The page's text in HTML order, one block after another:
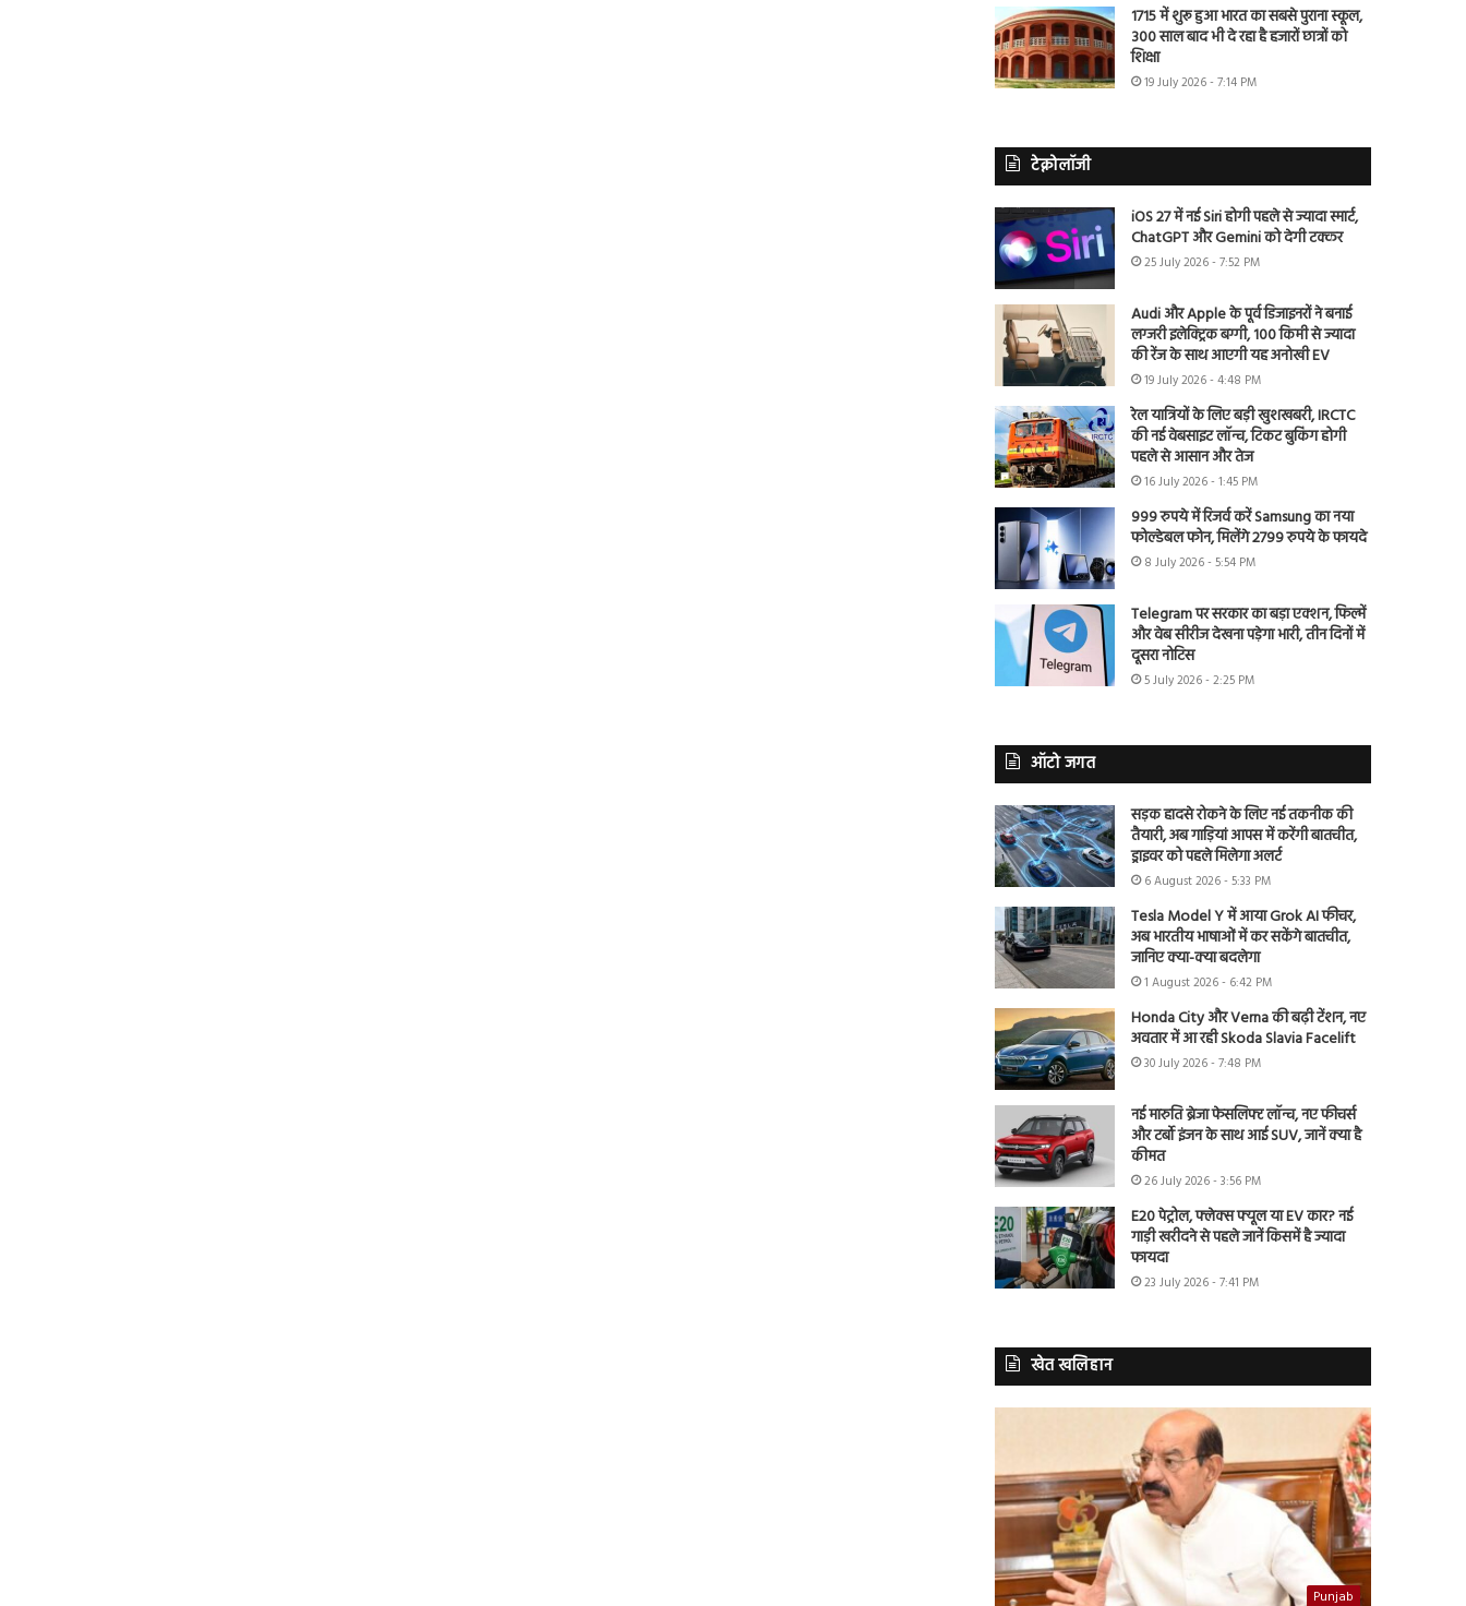
1715 में शुरू हुआ भारत का सबसे पुराना स्कूल,
300 साल बाद भी दे रहा है हजारों छात्रों को
शिक्षा
19 July 2026 - 7:14 PM
टेक्नोलॉजी
iOS 27 में नई Siri होगी पहले से ज्यादा स्मार्ट,
ChatGPT और Gemini को देगी टक्कर
25 July 2026 - 7:52 PM
Audi और Apple के पूर्व डिजाइनरों ने बनाई
लग्जरी इलेक्ट्रिक बग्गी, 100 किमी से ज्यादा
की रेंज के साथ आएगी यह अनोखी EV
19 July 2026 - 4:48 PM
रेल यात्रियों के लिए बड़ी खुशखबरी, IRCTC
की नई वेबसाइट लॉन्च, टिकट बुकिंग होगी
पहले से आसान और तेज
16 July 2026 - 1:45 PM
999 रुपये में रिजर्व करें Samsung का नया
फोल्डेबल फोन, मिलेंगे 2799 रुपये के फायदे
8 July 2026 - 5:54 PM
Telegram पर सरकार का बड़ा एक्शन, फिल्में
और वेब सीरीज देखना पड़ेगा भारी, तीन दिनों में
दूसरा नोटिस
5 July 2026 - 2:25 PM
ऑटो जगत
सड़क हादसे रोकने के लिए नई तकनीक की
तैयारी, अब गाड़ियां आपस में करेंगी बातचीत,
ड्राइवर को पहले मिलेगा अलर्ट
6 August 2026 - 5:33 PM
Tesla Model Y में आया Grok AI फीचर,
अब भारतीय भाषाओं में कर सकेंगे बातचीत,
जानिए क्या-क्या बदलेगा
1 August 2026 - 6:42 PM
Honda City और Verna की बढ़ी टेंशन, नए
अवतार में आ रही Skoda Slavia Facelift
30 July 2026 - 7:48 PM
नई मारुति ब्रेजा फेसलिफ्ट लॉन्च, नए फीचर्स
और टर्बो इंजन के साथ आई SUV, जानें क्या है
कीमत
26 July 2026 - 3:56 PM
E20 पेट्रोल, फ्लेक्स फ्यूल या EV कार? नई
गाड़ी खरीदने से पहले जानें किसमें है ज्यादा
फायदा
23 July 2026 - 7:41 PM
खेत खलिहान
Punjab